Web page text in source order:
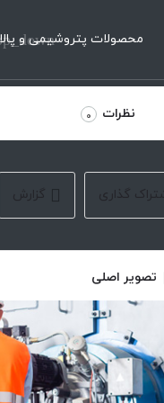
محصولات پتروشیمی و
نظرات 0
اشتراک گذاری گزارش
تصویر اصلی